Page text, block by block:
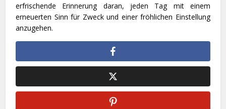
erfrischende Erinnerung daran, jeden Tag mit einem
erneuerten Sinn für Zweck und einer fröhlichen Einstellung
anzugehen.